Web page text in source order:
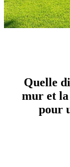
Quelle
mur et
pour